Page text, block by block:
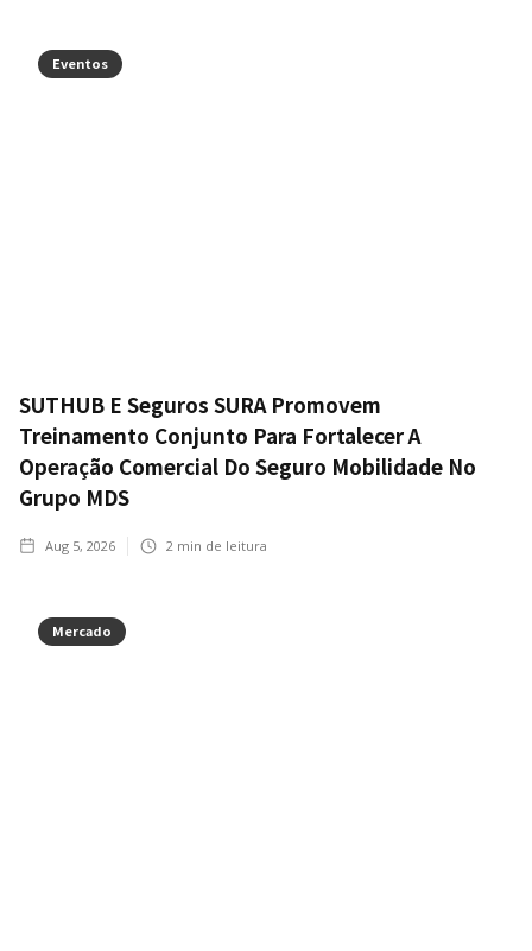
Eventos
SUTHUB E Seguros SURA Promovem
Treinamento Conjunto Para Fortalecer A
Operação Comercial Do Seguro Mobilidade No
Grupo MDS
Aug 5, 2026 2 min de leitura
Mercado